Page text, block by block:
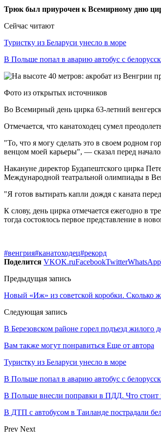
Трюк был приурочен к Всемирному дню
Сейчас читают
Туристку из Беларуси унесло в море
В Польше попал в аварию автобус с
Фото из открытых источников
Во Всемирный день цирка 63-летний
Отмечается, что канатоходец сумел
"То, что я могу сделать это в своем родном
венцом моей карьеры", — сказал перед
Накануне директор Будапештского цирка
Международной театральной олимпиады в
"Я готов вытирать капли дождя с каната
К слову, день цирка отмечается ежегодно в
тогда состоялось первое представление в
#венгрия#канатоходец#рекорд
Поделится VKOK.ruFacebookTwitterWhatsApp
Предыдущая запись
Новый «Иж» из советской коробки. Сколько
Следующая запись
В Березовском районе горел подъезд жилого
Вам также могут понравиться Еще от автора
Туристку из Беларуси унесло в море
В Польше попал в аварию автобус с
В Польше внесли поправки в ПДД. Что стоит
В ДТП с автобусом в Таиланде пострадали
Prev Next